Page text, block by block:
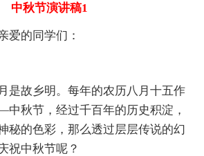
中秋节演讲稿1
爱的同学们：
是故乡明。每年的农历八月十五作
秋节，经过千百年的历史积淀，
秘的色彩，那么透过层层传说的幻
祝中秋节呢？